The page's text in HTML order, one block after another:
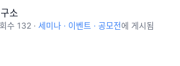
소
수 132 · 세미나 · 이벤트 · 공모전에 게시됨